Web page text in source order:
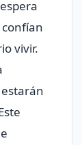
vivir.